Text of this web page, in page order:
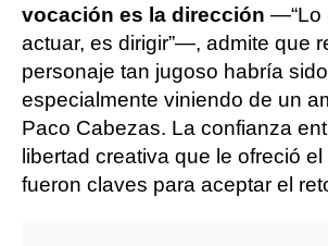
vocación es la dirección —“Lo
actuar, es dirigir”—, admite que
personaje tan jugoso habría
especialmente viniendo de un
Paco Cabezas. La confianza
libertad creativa que le ofreció
fueron claves para aceptar el